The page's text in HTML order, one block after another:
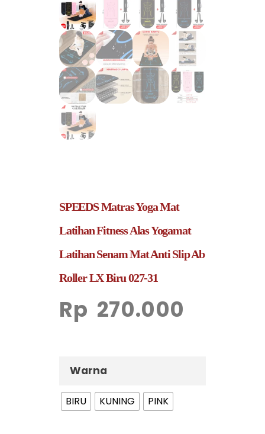
SPEEDS Matras Yoga Mat
Latihan Fitness Alas Yogamat
Latihan Senam Mat Anti Slip Ab
Roller LX Biru 027-31
Rp 270.000
Warna
BIRU KUNING PINK